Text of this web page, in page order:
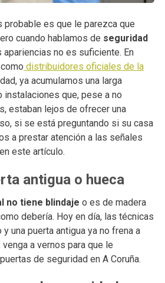
probable es que le parezca que
cuando hablamos de seguridad
apariencias no es suficiente. En
distribuidores oficiales de la
ya acumulamos una larga
instalaciones que, pese a no
estaban lejos de ofrecer una
si se está preguntando si su casa
a prestar atención a las señales
este artículo.
antigua o hueca
no tiene blindaje o es de madera
debería. Hoy en día, las técnicas
una puerta antigua ya no frena a
a vernos para que le
de seguridad en A Coruña.